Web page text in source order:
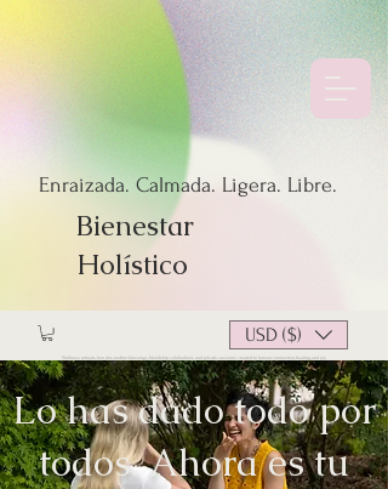
Enraizada. Calmada. Ligera. Libre.
Bienestar
Holístico
USD ($)
Wellness retreats, hen dos, mother blessings, friendship celebrations and private sessions created to honour connection, healing, and joy.
Lo has dado todo por
todos. Ahora es tu